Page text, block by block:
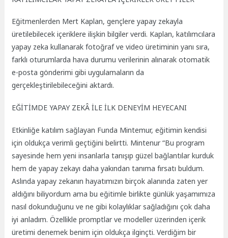
Eğitmenlerden Mert Kaplan, gençlere yapay zekayla
üretilebilecek içeriklere ilişkin bilgiler verdi. Kaplan, katılımcılara
yapay zeka kullanarak fotoğraf ve video üretiminin yanı sıra,
farklı oturumlarda hava durumu verilerinin alınarak otomatik
e-posta gönderimi gibi uygulamaların da
gerçekleştirilebileceğini aktardı.
EĞİTİMDE YAPAY ZEKÂ İLE İLK DENEYİM HEYECANI
Etkinliğe katılım sağlayan Funda Mintemur, eğitimin kendisi
için oldukça verimli geçtiğini belirtti. Mintenur “Bu program
sayesinde hem yeni insanlarla tanışıp güzel bağlantılar kurduk
hem de yapay zekayı daha yakından tanıma fırsatı buldum.
Aslında yapay zekanın hayatımızın birçok alanında zaten yer
aldığını biliyordum ama bu eğitimle birlikte günlük yaşamımıza
nasıl dokunduğunu ve ne gibi kolaylıklar sağladığını çok daha
iyi anladım. Özellikle promptlar ve modeller üzerinden içerik
üretimi denemek benim için oldukça ilginçti. Verdiğim bir